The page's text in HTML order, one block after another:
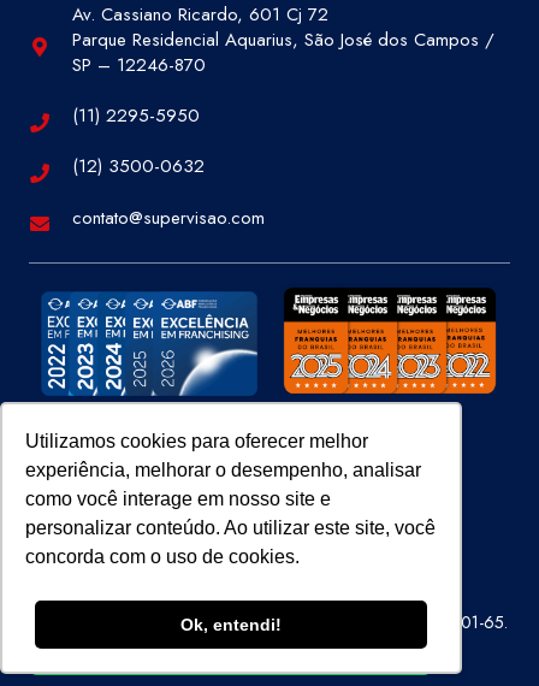
Utilizamos cookies para oferecer melhor
experiência, melhorar o desempenho, analisar
como você interage em nosso site e
personalizar conteúdo. Ao utilizar este site, você
concorda com o uso de cookies.
Ok, entendi!
ENTRE EM CONTATO
Av. Cassiano Ricardo, 601 Cj 72
Parque Residencial Aquarius, São José dos Campos /
SP – 12246-870
(11) 2295-5950
(12) 3500-0632
contato@supervisao.com
Site 100% Seguro
Super Visão Perícias e Vistorias Ltda – CNPJ 07.686.414/0001-65.